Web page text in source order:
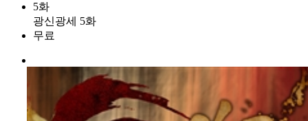
5화
광신광세 5화
무료